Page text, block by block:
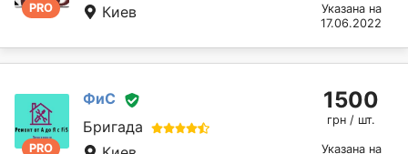
PRO
Киев
Указана на
17.06.2022
PRO
ФиС
Бригада
1500
грн / шт.
Указана на